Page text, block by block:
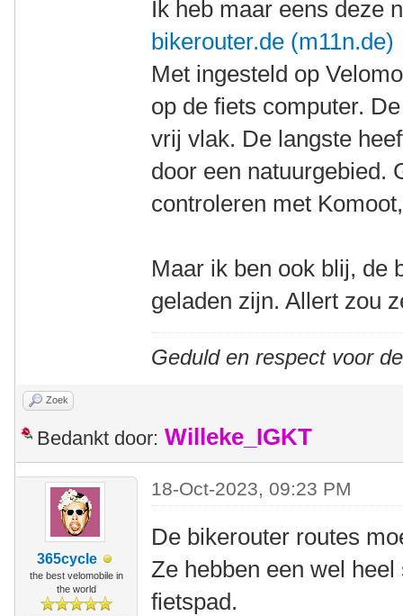
Ik heb maar eens deze
bikerouter.de (m11n.de)
Met ingesteld op
op de fiets computer.
vrij vlak. De langste
door een natuurgebied.
controleren met
Maar ik ben ook blij, de
geladen zijn. Allert zou
Geduld en respect voor
Zoek
Bedankt door: Willeke_IGKT
365cycle
the best velomobile in
the world
18-Oct-2023, 09:23 PM
De bikerouter routes
Ze hebben een wel
fietspad.